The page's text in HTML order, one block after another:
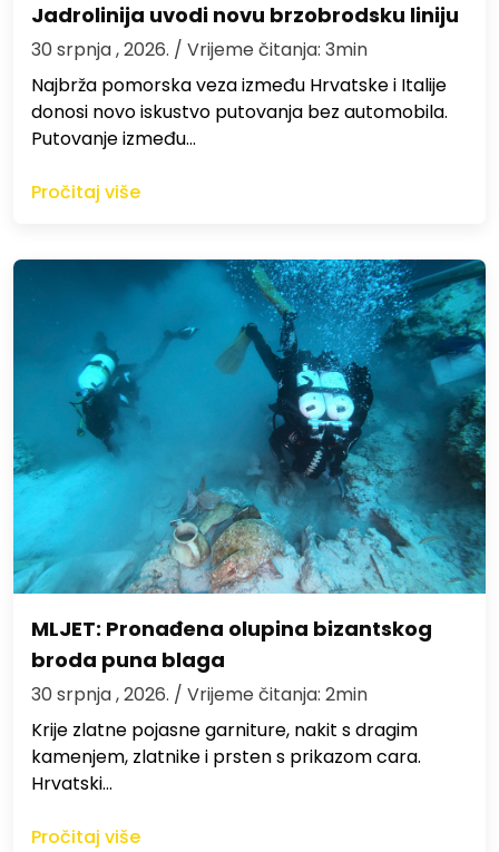
Jadrolinija uvodi novu brzobrodsku liniju
30 srpnja , 2026. / Vrijeme čitanja: 3min
Najbrža pomorska veza između Hrvatske i Italije
donosi novo iskustvo putovanja bez automobila.
Putovanje između…
Pročitaj više
MLJET: Pronađena olupina bizantskog
broda puna blaga
30 srpnja , 2026. / Vrijeme čitanja: 2min
Krije zlatne pojasne garniture, nakit s dragim
kamenjem, zlatnike i prsten s prikazom cara.
Hrvatski…
Pročitaj više